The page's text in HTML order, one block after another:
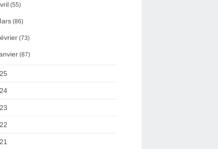
(55)
(86)
(73)
(87)